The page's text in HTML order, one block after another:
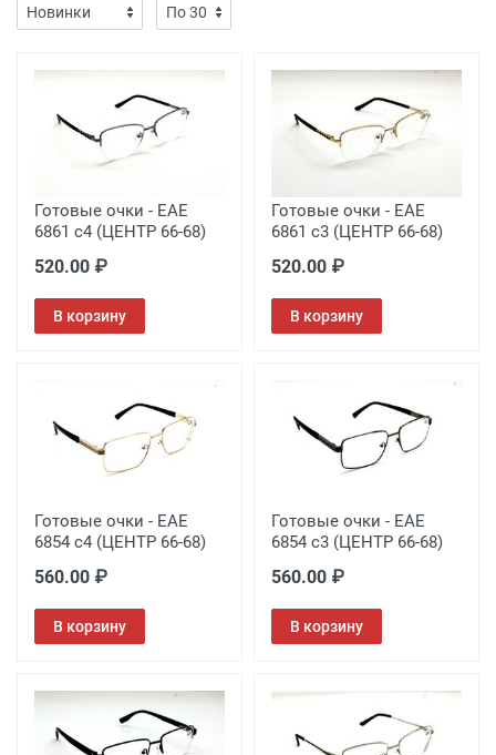
Готовые очки - EAE
6861 c4 (ЦЕНТР 66-68)
520.00 ₽
В корзину
Готовые очки - EAE
6861 c3 (ЦЕНТР 66-68)
520.00 ₽
В корзину
Готовые очки - EAE
6854 c4 (ЦЕНТР 66-68)
560.00 ₽
В корзину
Готовые очки - EAE
6854 c3 (ЦЕНТР 66-68)
560.00 ₽
В корзину